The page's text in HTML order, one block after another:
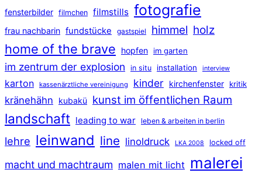
fensterbilder filmchen filmstills fotografie
frau nachbarin fundstücke gastspiel himmel holz
home of the brave hopfen im garten
im zentrum der explosion in situ installation interview
karton kassenärztliche vereinigung kinder kirchenfenster kritik
kränehähn kubakü kunst im öffentlichen Raum
landschaft leading to war leben & arbeiten in berlin
lehre leinwand line linoldruck LKA 2008 locked off
macht und machtraum malen mit licht malerei